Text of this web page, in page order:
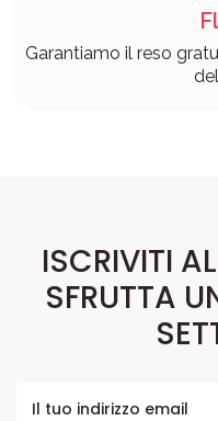
Garantiamo il reso
ISCRIVITI
SFRUTTA